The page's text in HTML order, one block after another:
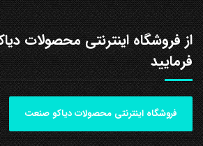
از فروشگاه اینترنتی محصولات
فرمایید
فروشگاه اینترنتی محصولات دیاکو صنعت